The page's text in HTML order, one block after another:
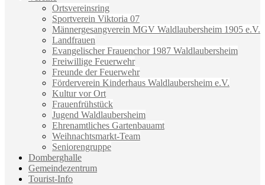
Ortsvereinsring
Sportverein Viktoria 07
Männergesangverein MGV Waldlaubersheim 1905 e.V.
Landfrauen
Evangelischer Frauenchor 1987 Waldlaubersheim
Freiwillige Feuerwehr
Freunde der Feuerwehr
Förderverein Kinderhaus Waldlaubersheim e.V.
Kultur vor Ort
Frauenfrühstück
Jugend Waldlaubersheim
Ehrenamtliches Gartenbauamt
Weihnachtsmarkt-Team
Seniorengruppe
Domberghalle
Gemeindezentrum
Tourist-Info